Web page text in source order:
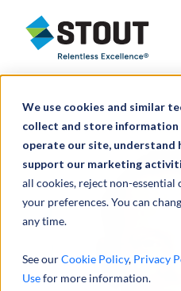
We use cookies and similar
collect and store information
operate our site, understand
support our marketing
all cookies, reject non-essential
your preferences. You can
any time.
See ourCookie Policy, Privacy
Usefor more information.
Stout Relentless Excellence